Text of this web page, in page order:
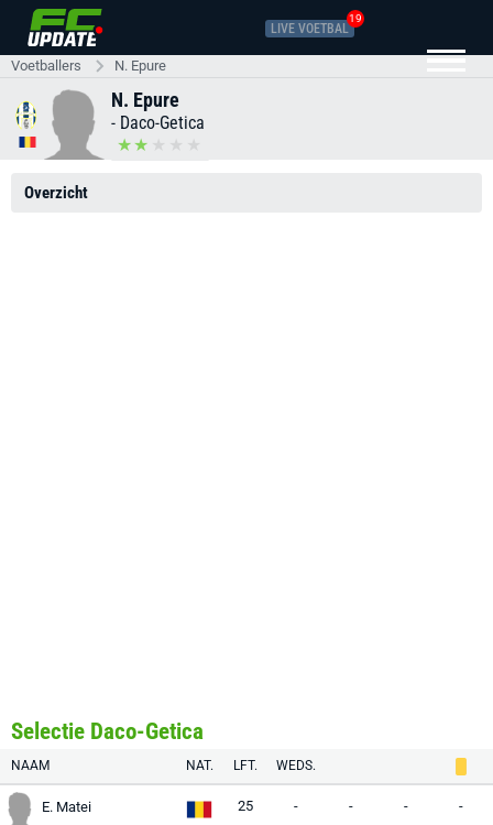
LIVE VOETBAL
19
Voetballers N. Epure
N. Epure
- Daco-Getica
Overzicht
Selectie Daco-Getica
NAAM NAT. LFT. WEDS.
E. Matei 25 - - - -